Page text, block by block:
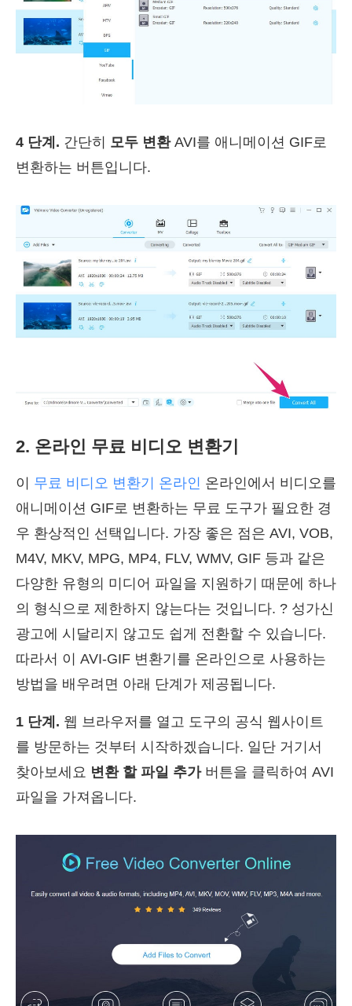
4 단계. 간단히 모두 변환AVI를 애니메이션 GIF로
변환하는 버튼입니다.
2. 온라인 무료 비디오 변환기
이 무료 비디오 변환기 온라인 온라인에서 비디오를
애니메이션 GIF로 변환하는 무료 도구가 필요한 경
우 환상적인 선택입니다. 가장 좋은 점은 AVI, VOB,
M4V, MKV, MPG, MP4, FLV, WMV, GIF 등과 같은
다양한 유형의 미디어 파일을 지원하기 때문에 하나
의 형식으로 제한하지 않는다는 것입니다. ? 성가신
광고에 시달리지 않고도 쉽게 전환할 수 있습니다.
따라서 이 AVI-GIF 변환기를 온라인으로 사용하는
방법을 배우려면 아래 단계가 제공됩니다.
1 단계. 웹 브라우저를 열고 도구의 공식 웹사이트
를 방문하는 것부터 시작하겠습니다. 일단 거기서
찾아보세요 변환 할 파일 추가버튼을 클릭하여 AVI
파일을 가져옵니다.